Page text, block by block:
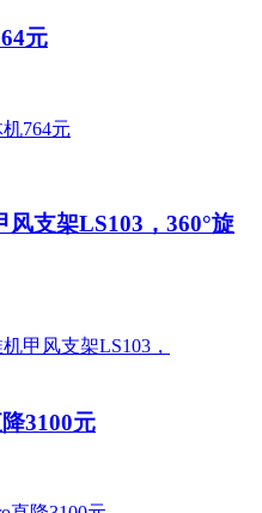
元
支架LS103，360°旋
3100元